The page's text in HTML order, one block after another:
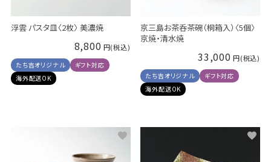
浮雲 パスタ皿〈2枚〉 美濃焼
8,800
たち吉オリジナル
ギフト対応
海外配送OK
京三島お茶呑茶碗（桐箱入）〈5個〉
京焼・清水焼
33,000
たち吉オリジナル
ギフト対応
海外配送OK